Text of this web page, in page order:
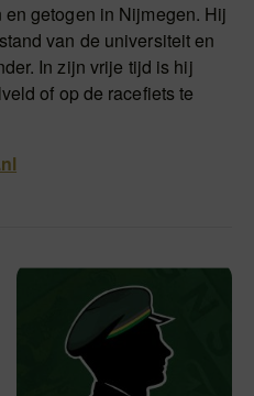
getogen in Nijmegen. Hij
van de universiteit en
In zijn vrije tijd is hij
of op de racefiets te